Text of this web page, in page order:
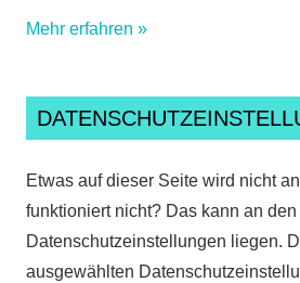
Mehr erfahren »
Etwas auf dieser Seite wird nicht
funktioniert nicht? Das kann an den
Datenschutzeinstellungen liegen.
ausgewählten